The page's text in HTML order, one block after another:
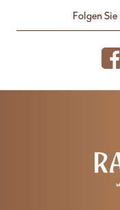
Folgen